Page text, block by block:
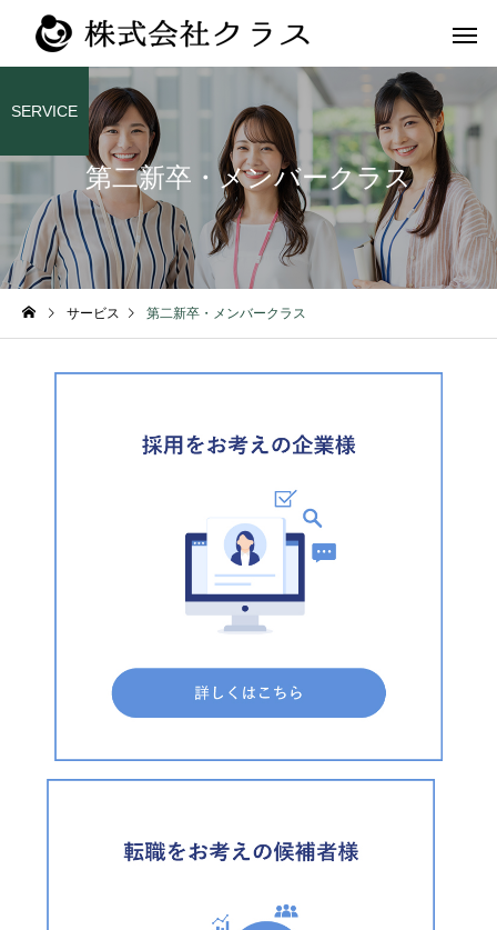
新卒
第二新卒・メ
ラス
第二新卒・メンバークラス
SERVICE
サービス 第二新卒・メンバークラス